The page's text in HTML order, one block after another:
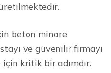
beton minare
ve güvenilir firmayı
için kritik bir adımdır.